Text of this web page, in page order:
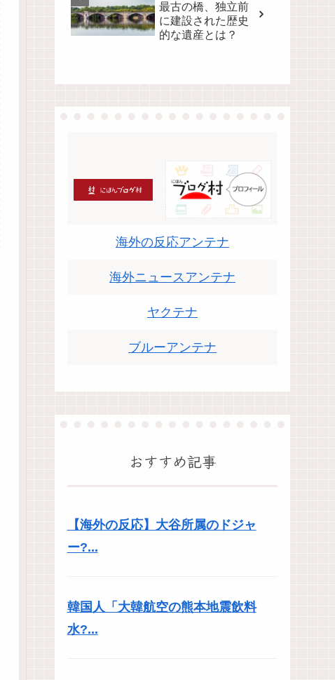
最古の橋、独立前
に建設された歴史
的な遺産とは？
海外の反応アンテナ
海外ニュースアンテナ
ヤクテナ
ブルーアンテナ
おすすめ記事
【海外の反応】大谷所属のドジャ
ー?...
韓国人「大韓航空の熊本地震飲料
水?...